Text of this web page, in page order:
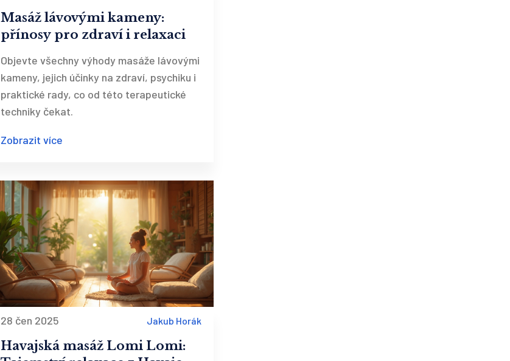
Masáž lávovými kameny:
přínosy pro zdraví i relaxaci
Objevte všechny výhody masáže lávovými
kameny, jejich účinky na zdraví, psychiku i
praktické rady, co od této terapeutické
techniky čekat.
Zobrazit více
28 čen 2025 Jakub Horák
Havajská masáž Lomi Lomi: